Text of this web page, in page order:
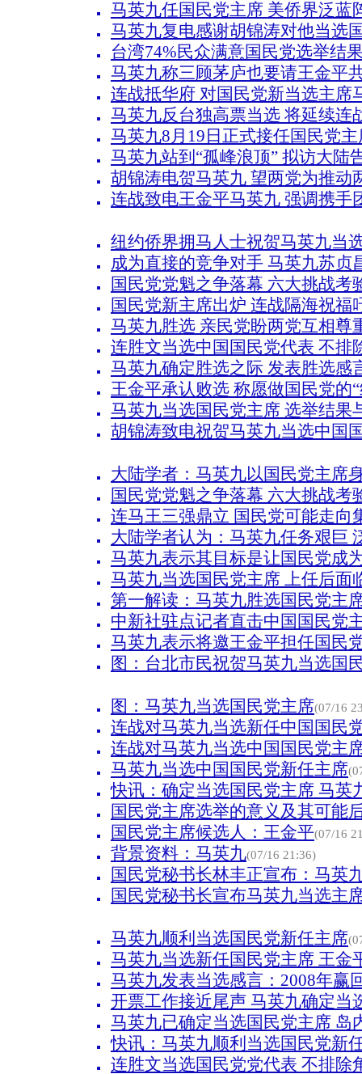
马英九任国民党主席 美侨界泛蓝
马英九复电感谢胡锦涛对他当选
台湾74%民众满意国民党选举结
马英九称三顾茅庐也要请王金平
连战抵华府 对国民党新当选主席
马英九反台独高票当选 将延续连
马英九8月19日正式接任国民党主
马英九站到“孤峰浪顶” 拟访大陆
胡锦涛电贺马英九 望两党为推动
连战致电王金平马英九 强调携手
纽约侨界拥马人士祝贺马英九当
成为直接的竞争对手 马英九苏贞
国民党党魁之争落幕 六大挑战考
国民党新主席出炉 连战隔海祝福
马英九胜选 亲民党盼两党互相尊
连胜文当选中国国民党代表 不排
马英九确定胜选之际 发表胜选感
王金平承认败选 称愿做国民党的
马英九当选国民党主席 选举结果
胡锦涛致电祝贺马英九当选中国
大陆学者：马英九以国民党主席
国民党党魁之争落幕 六大挑战考
连马王三强鼎立 国民党可能走向
大陆学者认为：马英九任务艰巨
马英九表示其目标是让国民党成
马英九当选国民党主席 上任后面
第一解读：马英九胜选国民党主
中新社驻点记者直击中国国民党
马英九表示将邀王金平担任国民
图：台北市民祝贺马英九当选国
图：马英九当选国民党主席(07/16
连战对马英九当选新任中国国民
连战对马英九当选中国国民党主
马英九当选中国国民党新任主席
快讯：确定当选国民党主席 马英
国民党主席选举的意义及其可能
国民党主席候选人：王金平(07/16
背景资料：马英九(07/16 21:36)
国民党秘书长林丰正宣布：马英
国民党秘书长宣布马英九当选主
马英九顺利当选国民党新任主席
马英九当选新任国民党主席 王金
马英九发表当选感言：2008年赢
开票工作接近尾声 马英九确定当
马英九已确定当选国民党主席 岛
快讯：马英九顺利当选国民党新
连胜文当选国民党党代表 不排除